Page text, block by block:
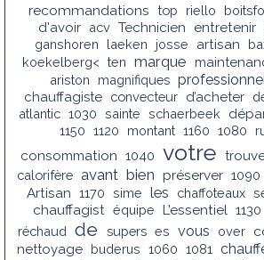
recommandations top riello
d'avoir acv Technicien entretenir
ganshoren
laeken josse artisan
koekelberg< ten marque
ariston
magnifiques
chauffagiste convecteur d’acheter
atlantic 1030 sainte schaerbeek
1150 1120 montant 1160 1080
consommation 1040 votre
calorifère avant bien préserver 1090
Artisan 1170 sime les chaffoteaux
chauffagist équipe L'essentiel 1130
réchaud de supers es vous over
nettoyage buderus 1060 1081